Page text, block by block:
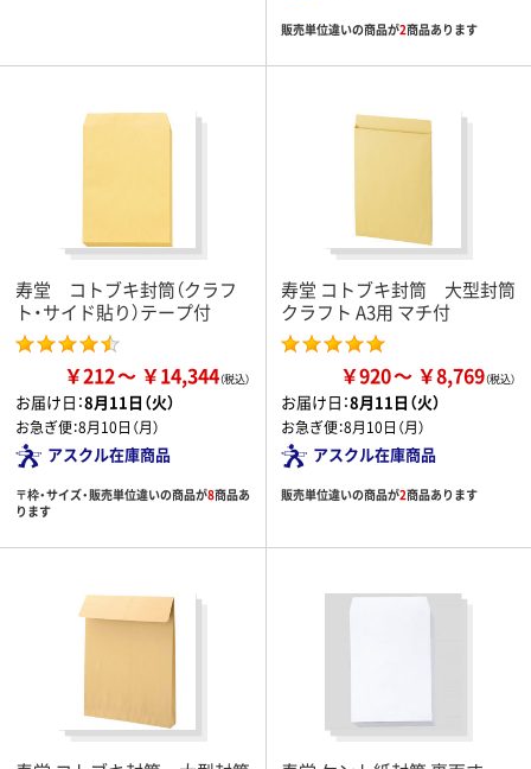
販売単位違いの商品が2商品あります
寿堂 コトブキ封筒（クラフ
ト・サイド貼り）テープ付
￥212 ￥14,344
お届け日：8月11日（火）
お急ぎ便：8月10日（月）
アスクル在庫商品
〒枠・サイズ・販売単位違いの商品が8商品あ
ります
寿堂 コトブキ封筒 大型封筒
クラフト A3用 マチ付
￥920 ￥8,769
お届け日：8月11日（火）
お急ぎ便：8月10日（月）
アスクル在庫商品
販売単位違いの商品が2商品あります